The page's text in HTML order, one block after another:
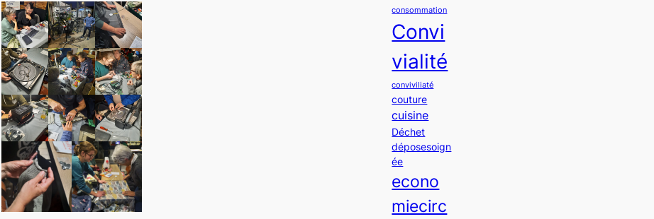
consommation
Convi
vialité
conviviliaté
couture
cuisine
Déchet
déposesoign
ée
econo
miecirc